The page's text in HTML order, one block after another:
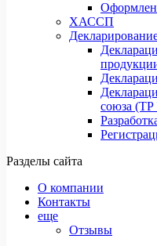
ХАССП
союза
Разделы сайта
О компании
Контакты
еще
Отзывы